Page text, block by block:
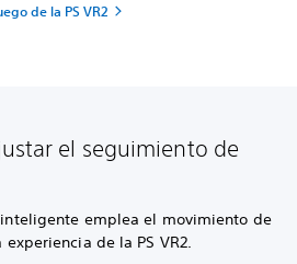
de la PS VR2
el seguimiento de
emplea el movimiento de
de la PS VR2.